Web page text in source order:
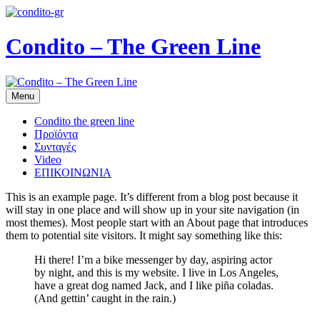
Condito – The Green Line
Menu
Condito the green line
Προϊόντα
Συνταγές
Video
ΕΠΙΚΟΙΝΩΝΙΑ
This is an example page. It’s different from a blog post because it
will stay in one place and will show up in your site navigation (in
most themes). Most people start with an About page that introduces
them to potential site visitors. It might say something like this:
Hi there! I’m a bike messenger by day, aspiring actor
by night, and this is my website. I live in Los Angeles,
have a great dog named Jack, and I like piña coladas.
(And gettin’ caught in the rain.)